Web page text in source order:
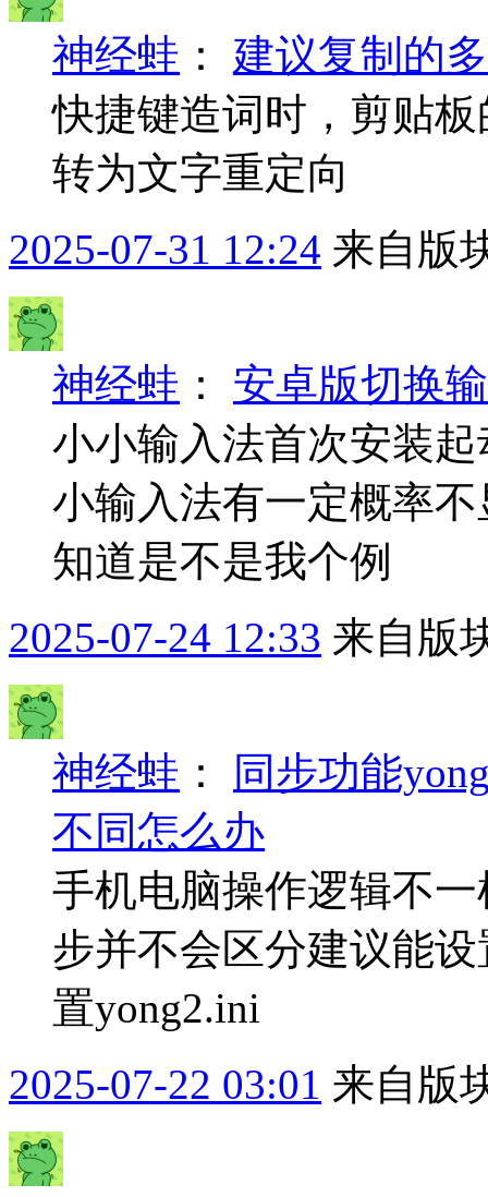
神经蛙 ： 建议复制的
快捷键造词时，剪贴
转为文字重定向
2025-07-31 12:24 来自版
神经蛙 ： 安卓版切换
小小输入法首次安装
小输入法有一定概率
知道是不是我个例
2025-07-24 12:33 来自版
神经蛙 ：
同步功能
不同怎么办
手机电脑操作逻辑不
步并不会区分建议能
置yong2.ini
2025-07-22 03:01 来自版